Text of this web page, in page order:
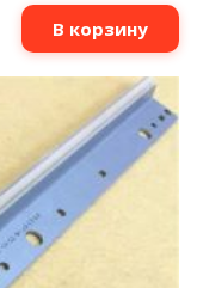
В корзину